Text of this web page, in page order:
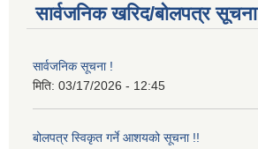
सार्वजनिक खरिद/बोलपत्र सूचना
सार्वजनिक सूचना !
मिति: 03/17/2026 - 12:45
बोलपत्र स्विकृत गर्ने आशयको सूचना !!